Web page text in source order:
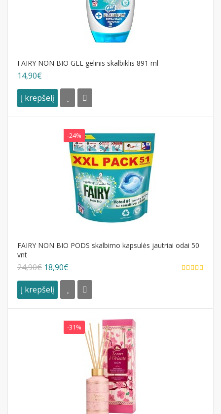
FAIRY NON BIO GEL gelinis skalbiklis 891 ml
14,90€
Į krepšelį
-24%
FAIRY NON BIO PODS skalbimo kapsulės jautriai odai 50
vnt
24,90€ 18,90€
Į krepšelį
-31%